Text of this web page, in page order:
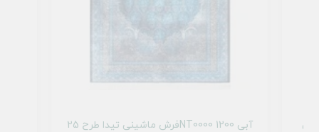
فرش ماشینی تیدا طرح 25NT0000 آبی 1200 تیدا طرح 2555005040 آبی